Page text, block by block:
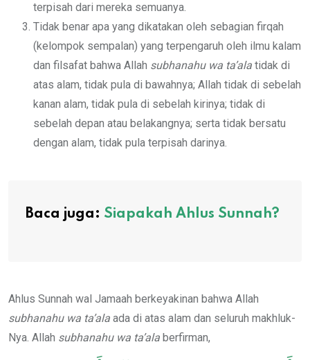
terpisah dari mereka semuanya.
Tidak benar apa yang dikatakan oleh sebagian firqah
(kelompok sempalan) yang terpengaruh oleh ilmu kalam
dan filsafat bahwa Allah subhanahu wa ta’ala tidak di
atas alam, tidak pula di bawahnya; Allah tidak di sebelah
kanan alam, tidak pula di sebelah kirinya; tidak di
sebelah depan atau belakangnya; serta tidak bersatu
dengan alam, tidak pula terpisah darinya.
Baca juga: Siapakah Ahlus Sunnah?
Ahlus Sunnah wal Jamaah berkeyakinan bahwa Allah
subhanahu wa ta’ala ada di atas alam dan seluruh makhluk-
Nya. Allah subhanahu wa ta’ala berfirman,